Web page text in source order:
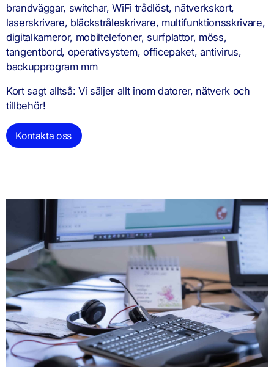
brandväggar, switchar, WiFi trådlöst, nätverkskort,
laserskrivare, bläckstråleskrivare, multifunktionsskrivare,
digitalkameror, mobiltelefoner, surfplattor, möss,
tangentbord, operativsystem, officepaket, antivirus,
backupprogram mm
Kort sagt alltså: Vi säljer allt inom datorer, nätverk och
tillbehör!
Kontakta oss